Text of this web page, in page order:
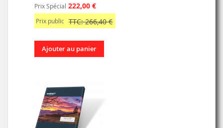
Prix Spécial 222,00 €
Prix public TTC: 266,40 €
Ajouter au panier